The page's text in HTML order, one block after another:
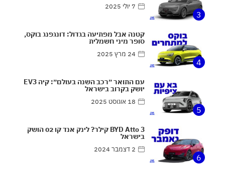
3
7 יולי 2025
4
קטנה אבל מפתיעה בגדול: דונגפנג בוקס,
סופר מיני חשמלית
24 מרץ 2025
5
עם התואר ״רכב השנה בעולם״: קיה EV3
יושק בקרוב בישראל
18 אוגוסט 2025
6
BYD Atto 3 קילר? לינק אנד קו 02 הושק
בישראל
2 דצמבר 2024